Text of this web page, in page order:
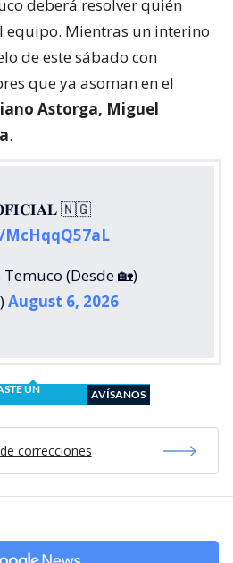
deberá resolver quién
equipo. Mientras un interino
de este sábado con
que ya asoman en el
Astorga, Miguel
.
🇳🇬
(Desde 🏡)
August 6, 2026
UN
AVÍSANOS
correcciones